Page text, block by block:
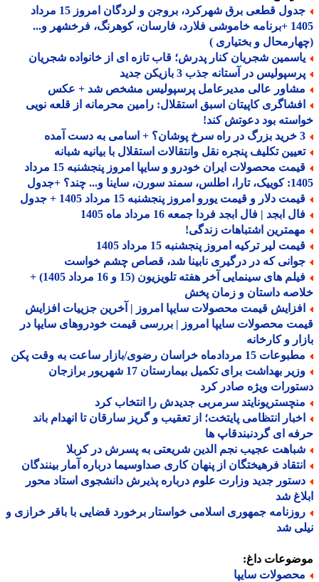
جدول قطعی برق شهرکرد، بروجن و لردگان امروز 15 مرداد
1405 +برنامه خاموشی فلارد، فارسان، کوهرنگ، فرخشهر و...
و بختیاری )
شجریان کنار پدرش؛ قاب تازه ای از خانواده شجریان
در آستانه جذب 3 بازیکن جدید
عالی مدیرعامل پرسپولیس مشخص شد + عکس
کاپیتان اسبق استقلال: رامین محرمانه از قلعه نویی
بود دعوتش کند!
تکلیف پنجره نقل وانتقالات استقلال با بیانیه شبانه
قیمت محصولات ایران خودرو و سایپا امروز پنجشنبه 15 مرداد
ساینا و... چند؟ +جدول
دلار و قیمت یورو امروز پنجشنبه 15 مرداد 1405 + جدول
ابجد | فال ابجد فردا جمعه 16 مرداد ماه 1405
اشتباهات زندگی!
لیر ترکیه امروز پنجشنبه 15 مرداد 1405
که در درگیری نابینا شد، قصاص چشم خواست
فیلم های سینمایی آخر هفته تلویزیون (15 و 16 مرداد 1405) +
داستان و زمان پخش
قیمت محصولات سایپا امروز | آخرین جزییات افزایش
محصولات سایپا امروز | بررسی قیمت خودروهای سایپا در
و کارخانه
15 مردادماه خراسان رضوی/بازار ساعت به وقت پکن
وزیر بهداشت برای تکمیل بیمارستان 17 شهریور برازجان
ویژه صادر کرد
سرمربی جدیدش را انتخاب کرد
انتظامی پایتخت؛ از تعقیب و گریز سارقان تا انهدام باند
ای گردنبندقاپ ها
عجیب نجم الدین شریعتی به پسرش در کربلا
فرهیختگان از پنهان کاری صداوسیما درباره آمار بینندگان
جدید وزارت علوم درباره پذیرش دانشجوی استاد محور
شد
جمهوری اسلامی خواستار برخورد قضایی با باقر خرازی و
شد
داغ:
سایپا